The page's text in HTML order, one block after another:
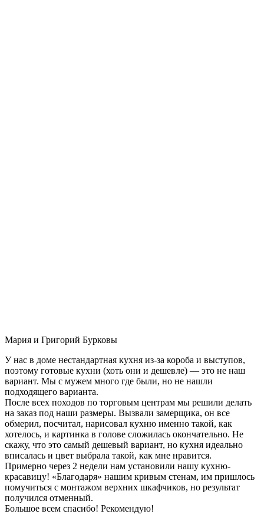
Мария и Григорий Бурковы
У нас в доме нестандартная кухня из-за короба и выступов,
поэтому готовые кухни (хоть они и дешевле) — это не наш
вариант. Мы с мужем много где были, но не нашли
подходящего варианта.
После всех походов по торговым центрам мы решили делать
на заказ под наши размеры. Вызвали замерщика, он все
обмерил, посчитал, нарисовал кухню именно такой, как
хотелось, и картинка в голове сложилась окончательно. Не
скажу, что это самый дешевый вариант, но кухня идеально
вписалась и цвет выбрала такой, как мне нравится.
Примерно через 2 недели нам установили нашу кухню-
красавицу! «Благодаря» нашим кривым стенам, им пришлось
помучиться с монтажом верхних шкафчиков, но результат
получился отменный.
Большое всем спасибо! Рекомендую!